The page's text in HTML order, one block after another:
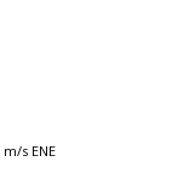
s ENE